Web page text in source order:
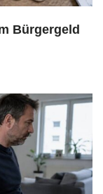
Bürgergeld